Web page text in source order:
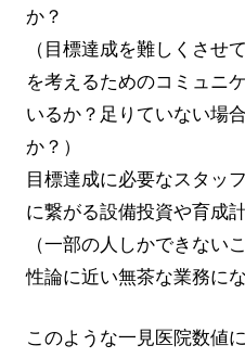
か？
（目標達成を難しくさせ
を考えるためのコミュニ
いるか？足りていない場
か？）
目標達成に必要なスタッ
に繋がる設備投資や育成
（一部の人しかできない
性論に近い無茶な業務に
このような一見医院数値